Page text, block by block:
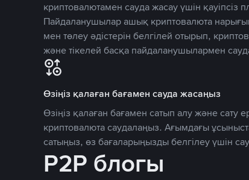
криптовалютамен сауда жасау үшін қауіпсіз
Пайдаланушылар ашық криптовалюта
мен төлеу әдістерін белгілей отырып,
және тікелей басқа пайдаланушылармен
Өзіңіз қалаған бағамен сауда жасаңыз
Өзіңіз қалаған бағамен сатып алу және сату
криптовалюта саудалаңыз. Ағымдағы
сатыңыз, өз бағаларыңызды белгілеу үшін
P2P блогы